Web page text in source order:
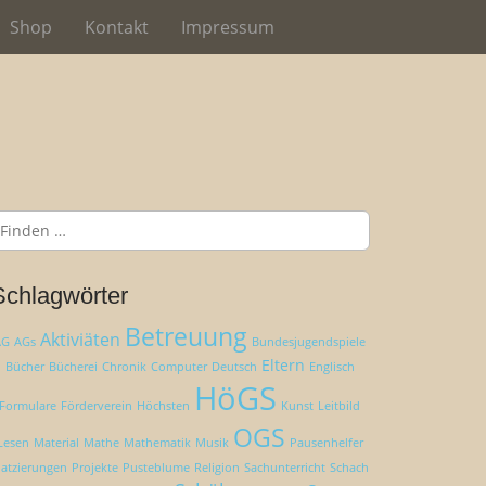
Shop Kontakt Impressum
AGs Aktiviäten Betreuung Bundesjugendspiele
Bücher Bücherei Chronik Computer Deutsch Eltern Englisch
Formulare Förderverein Höchsten HöGS Kunst Leitbild
Material Mathe Mathematik Musik OGS Pausenhelfer
Projekte Pusteblume Religion Sachunterricht Schach